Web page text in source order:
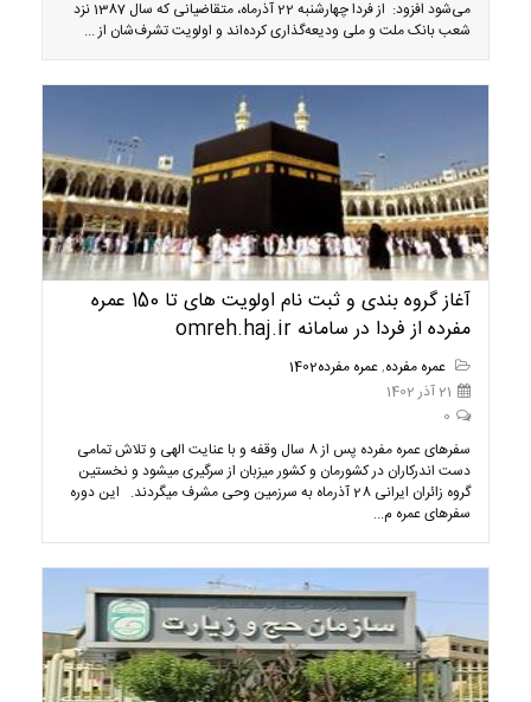
می‌شود افزود: از فردا چهارشنبه 22 آذرماه، متقاضیانی که سال 1387 نزد
شعب بانک ملت و ملی ودیعه‌گذاری کرده‌اند و اولویت تشرف‌شان از ...
آغاز گروه بندی و ثبت نام اولویت های تا 150 عمره
مفرده از فردا در سامانه omreh.haj.ir
عمره مفرده,عمره مفرده1402
21 آذر 1402
0
سفرهای عمره مفرده پس از 8 سال وقفه و با عنایت الهی و تلاش تمامی
دست اندرکاران در کشورمان و کشور میزبان از سرگیری می­شود و نخستین
گروه زائران ایرانی 28 آذرماه به سرزمین وحی مشرف می­گردند. این دوره
سفرهای عمره م...